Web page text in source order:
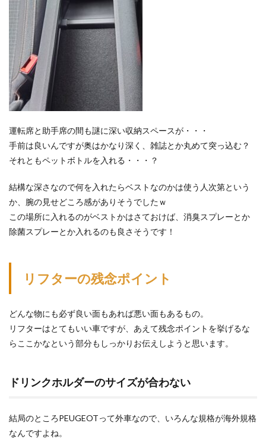
運転席と助手席の間も謎に深い収納スペースが・・・
手前は良いんですが奥はかなり深く、雑誌とか丸めて突っ込む？
それともペットボトルを入れる・・・？
結構な深さなので何を入れたらベストなのかは使う人次第という
か、腕の見せどころ感がありそうでしたｗ
この場所に入れるのがベストかはさておけば、消臭スプレーとか
除菌スプレーとか入れるのも良さそうです！
リフターの残念ポイント
どんな物にも必ず良い面もあれば悪い面もあるもの。
リフターはとてもいい車ですが、あえて残念ポイントを挙げるな
らここかなという部分もしっかりお伝えしようと思います。
ドリンクホルダーのサイズが合わない
結局のところPEUGEOTって外車なので、いろんな規格が海外規格
なんですよね。